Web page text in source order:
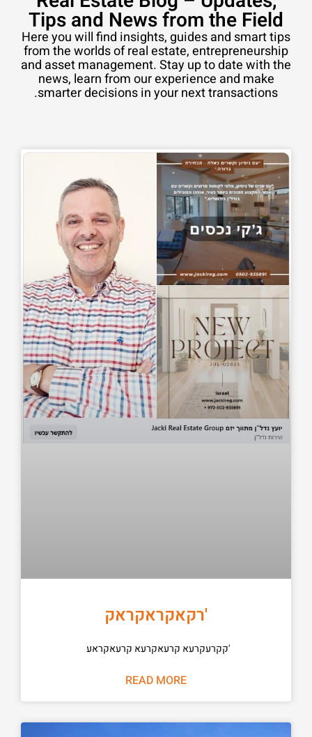
Tips and News from the Field
Here you will find insights, guides and smart tips
from the worlds of real estate, entrepreneurship
and asset management. Stay up to date with the
news, learn from our experience and make
smarter decisions in your next transactions.
'רקאקראקראק
'קקרעקרעא קרעאקרעא קרעאקראע
READ MORE